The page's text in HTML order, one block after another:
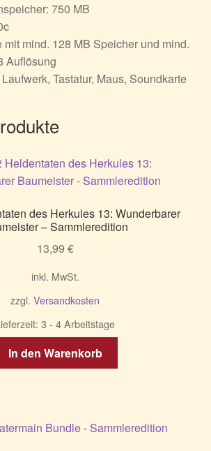
750 MB
mit mind. 128 MB Speicher und mind.
Auflösung
Tastatur, Maus, Soundkarte
des Herkules 13: Wunderbarer
– Sammleredition
13,99 €
inkl. MwSt.
zzgl. Versandkosten
3 - 4 Arbeitstage
In den Warenkorb